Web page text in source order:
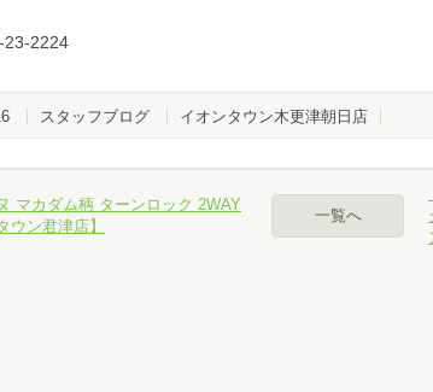
23-2224
スタッフブログ イオンタウン木更津朝日店
マカダム柄 ターンロック 2WAY
ウン君津店】
一覧へ
ホでお手軽カンタン無料査定